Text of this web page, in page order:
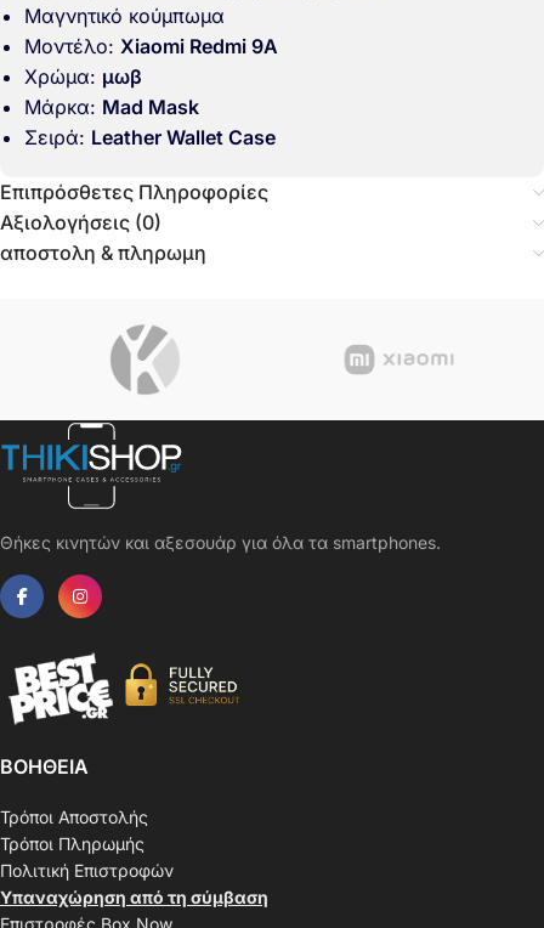
Μαγνητικό κούμπωμα
Μοντέλο: Xiaomi Redmi 9A
Χρώμα: μωβ
Μάρκα: Mad Mask
Σειρά: Leather Wallet Case
Επιπρόσθετες Πληροφορίες
Αξιολογήσεις (0)
αποστολη & πληρωμη
Θήκες κινητών και αξεσουάρ για όλα τα smartphones.
ΒΟΗΘΕΙΑ
Τρόποι Αποστολής
Τρόποι Πληρωμής
Πολιτική Επιστροφών
Υπαναχώρηση από τη σύμβαση
Επιστροφές Box Now